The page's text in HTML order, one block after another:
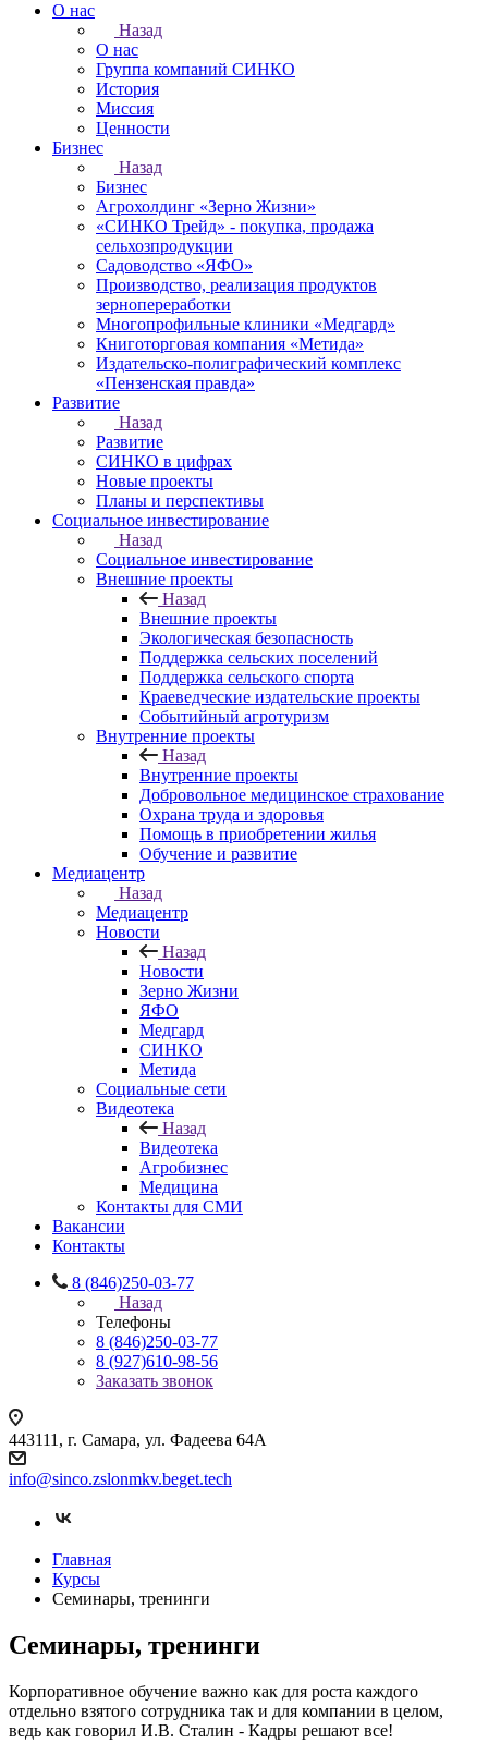
О нас
Назад
О нас
Группа компаний СИНКО
История
Миссия
Ценности
Бизнес
Назад
Бизнес
Агрохолдинг «Зерно Жизни»
«СИНКО Трейд» - покупка, продажа
сельхозпродукции
Садоводство «ЯФО»
Производство, реализация продуктов
зернопереработки
Многопрофильные клиники «Медгард»
Книготорговая компания «Метида»
Издательско-полиграфический комплекс
«Пензенская правда»
Развитие
Назад
Развитие
СИНКО в цифрах
Новые проекты
Планы и перспективы
Социальное инвестирование
Назад
Социальное инвестирование
Внешние проекты
Назад
Внешние проекты
Экологическая безопасность
Поддержка сельских поселений
Поддержка сельского спорта
Краеведческие издательские проекты
Событийный агротуризм
Внутренние проекты
Назад
Внутренние проекты
Добровольное медицинское страхование
Охрана труда и здоровья
Помощь в приобретении жилья
Обучение и развитие
Медиацентр
Назад
Медиацентр
Новости
Назад
Новости
Зерно Жизни
ЯФО
Медгард
СИНКО
Метида
Социальные сети
Видеотека
Назад
Видеотека
Агробизнес
Медицина
Контакты для СМИ
Вакансии
Контакты
8 (846)250-03-77
Назад
Телефоны
8 (846)250-03-77
8 (927)610-98-56
Заказать звонок
443111, г. Самара, ул. Фадеева 64А
info@sinco.zslonmkv.beget.tech
Главная
Курсы
Семинары, тренинги
Семинары, тренинги
Корпоративное обучение важно как для роста каждого
отдельно взятого сотрудника так и для компании в целом,
ведь как говорил И.В. Сталин - Кадры решают все!